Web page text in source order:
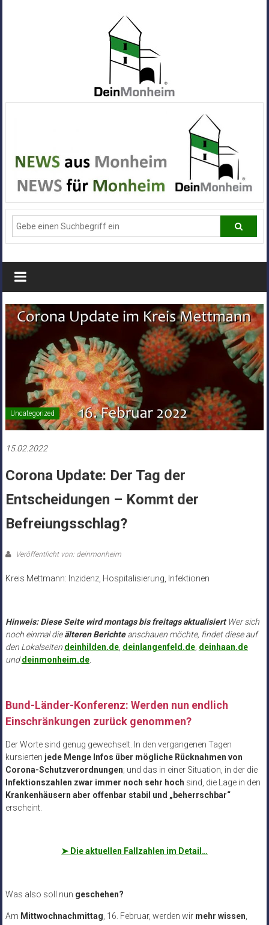
Alle
News
aus
Deiner
Stadt
Monheim
Uncategorized
15.02.2022
Corona Update: Der Tag der
Entscheidungen – Kommt der
Befreiungsschlag?
Veröffentlicht von: deinmonheim
Kreis Mettmann: Inzidenz, Hospitalisierung, Infektionen
Hinweis: Diese Seite wird montags bis freitags aktualisiert Wer sich
noch einmal dieälteren Berichteanschauen möchte, findet diese auf
den Lokalseiten deinhilden.de, deinlangenfeld.de, deinhaan.de
unddeinmonheim.de.
Bund-Länder-Konferenz: Werden nun endlich
Einschränkungen zurück genommen?
Der Worte sind genug gewechselt. In den vergangenen Tagen
kursierten jede Menge Infos über mögliche Rücknahmen von
Corona-Schutzverordnungen; und das in einer Situation, in der die
Infektionszahlen zwar immer noch sehr hoch sind, die Lage in den
Krankenhäusern aber offenbar stabil und „beherrschbar“
erscheint.
➤ Die aktuellen Fallzahlen im Detail…
Was also soll nun geschehen?
Am Mittwochnachmittag , 16. Februar, werden wir mehr wissen